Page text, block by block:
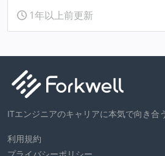
1年以上前更新
ITエンジニアのキャリアに本気で向き合
利用規約